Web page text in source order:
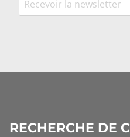
RECHERCHE DE